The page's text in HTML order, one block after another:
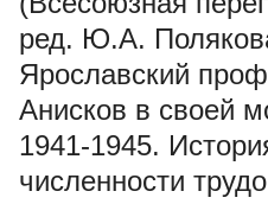
ред. Ю.А.
Ярославский
Анисков в своей
1941-1945.
численности